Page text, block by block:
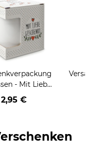
- Mit Liebe
geschenkt
2,95 €